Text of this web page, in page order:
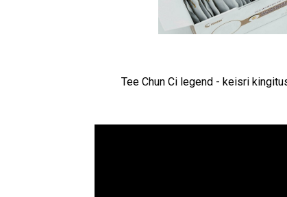
Tee Chun Ci legend - keisri